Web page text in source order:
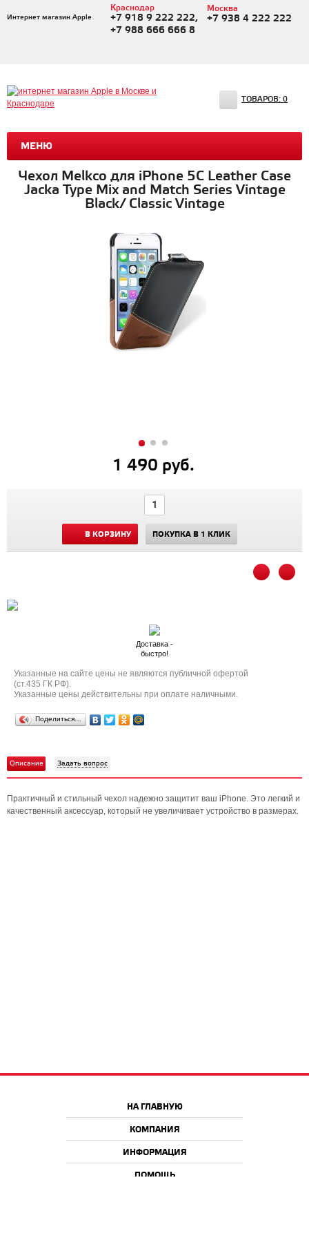
Интернет магазин Apple
Краснодар
+7 918 9 222 222,
+7 988 666 666 8
Москва
+7 938 4 222 222
МЕНЮ
ТОВАРОВ: 0
Чехол Melkco для iPhone 5C Leather Case
Jacka Type Mix and Match Series Vintage
Black/ Classic Vintage
1 490 руб.
В КОРЗИНУ ПОКУПКА В 1 КЛИК
Доставка -
быстро!
Указанные на сайте цены не являются публичной офертой
(ст.435 ГК РФ).
Указанные цены действительны при оплате наличными.
Поделиться…
Описание Задать вопрос
Практичный и стильный чехол надежно защитит ваш iPhone. Это легкий и
качественный аксессуар, который не увеличивает устройство в размерах.
НА ГЛАВНУЮ
КОМПАНИЯ
ИНФОРМАЦИЯ
ПОМОЩЬ